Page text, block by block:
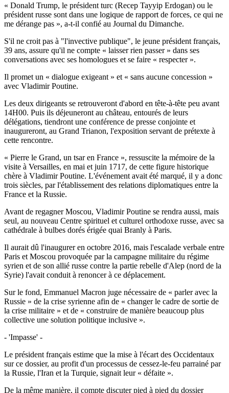
« Donald Trump, le président turc (Recep Tayyip Erdogan) ou le
président russe sont dans une logique de rapport de forces, ce qui ne
me dérange pas », a-t-il confié au Journal du Dimanche.
S'il ne croit pas à "l'invective publique", le jeune président français,
39 ans, assure qu'il ne compte « laisser rien passer » dans ses
conversations avec ses homologues et se faire « respecter ».
Il promet un « dialogue exigeant » et « sans aucune concession »
avec Vladimir Poutine.
Les deux dirigeants se retrouveront d'abord en tête-à-tête peu avant
14H00. Puis ils déjeuneront au château, entourés de leurs
délégations, tiendront une conférence de presse conjointe et
inaugureront, au Grand Trianon, l'exposition servant de prétexte à
cette rencontre.
« Pierre le Grand, un tsar en France », ressuscite la mémoire de la
visite à Versailles, en mai et juin 1717, de cette figure historique
chère à Vladimir Poutine. L'événement avait été marqué, il y a donc
trois siècles, par l'établissement des relations diplomatiques entre la
France et la Russie.
Avant de regagner Moscou, Vladimir Poutine se rendra aussi, mais
seul, au nouveau Centre spirituel et culturel orthodoxe russe, avec sa
cathédrale à bulbes dorés érigée quai Branly à Paris.
Il aurait dû l'inaugurer en octobre 2016, mais l'escalade verbale entre
Paris et Moscou provoquée par la campagne militaire du régime
syrien et de son allié russe contre la partie rebelle d'Alep (nord de la
Syrie) l'avait conduit à renoncer à ce déplacement.
Sur le fond, Emmanuel Macron juge nécessaire de « parler avec la
Russie » de la crise syrienne afin de « changer le cadre de sortie de
la crise militaire » et de « construire de manière beaucoup plus
collective une solution politique inclusive ».
- 'Impasse' -
Le président français estime que la mise à l'écart des Occidentaux
sur ce dossier, au profit d'un processus de cessez-le-feu parrainé par
la Russie, l'Iran et la Turquie, signait leur « défaite ».
De la même manière, il compte discuter pied à pied du dossier